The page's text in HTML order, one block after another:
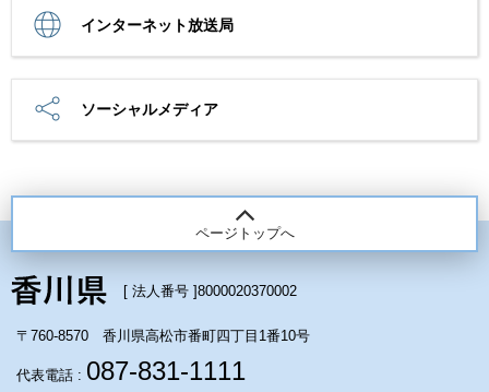
インターネット放送局
ソーシャルメディア
ページトップへ
[ 法人番号 ]8000020370002
〒760-8570 香川県高松市番町四丁目1番10号
代表電話 : 087-831-1111